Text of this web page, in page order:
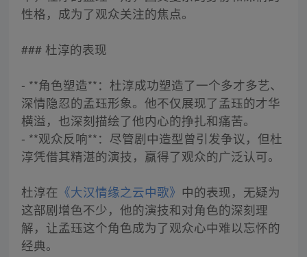
性格，成为了观众关注的焦点。
### 杜淳的表现
- **角色塑造**：杜淳成功塑造了一个多才多艺、
深情隐忍的孟珏形象。他不仅展现了孟珏的才华
横溢，也深刻描绘了他内心的挣扎和痛苦。
- **观众反响**：尽管剧中造型曾引发争议，但杜
淳凭借其精湛的演技，赢得了观众的广泛认可。
杜淳在 《大汉情缘之云中歌》 中的表现，无疑为
这部剧增色不少，他的演技和对角色的深刻理
解，让孟珏这个角色成为了观众心中难以忘怀的
经典。